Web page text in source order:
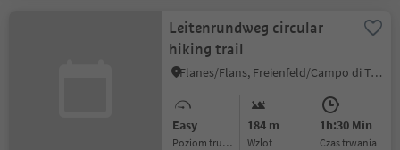
Leitenrundweg circular
hiking trail
Flanes/Flans, Freienfeld/Campo di Trens, Sterzing/Vipiteno and environs
Easy
Poziom trudności
184 m
Wzlot
1h:30 Min
czas trwania